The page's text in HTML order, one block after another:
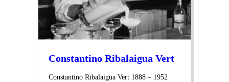
Constantino Ribalaigua Vert
Constantino Ribalaigua Vert 1888 – 1952